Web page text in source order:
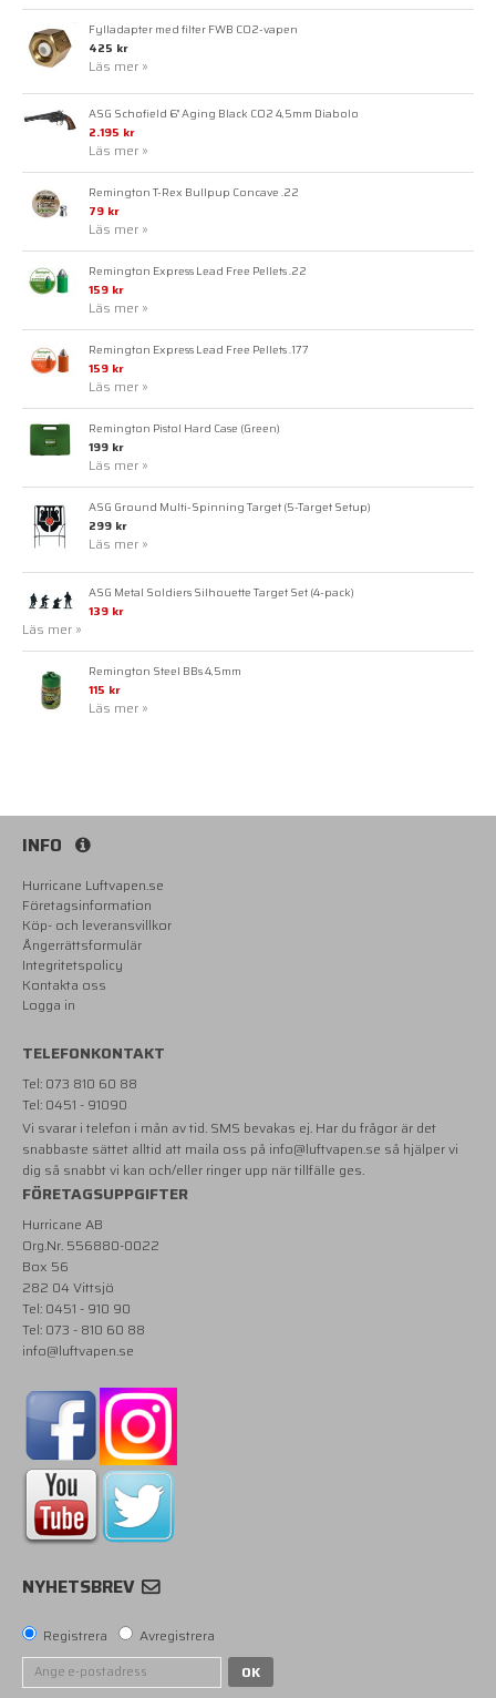
Fylladapter med filter FWB CO2-vapen
425 kr
Läs mer »
ASG Schofield 6" Aging Black CO2 4,5mm Diabolo
2.195 kr
Läs mer »
Remington T-Rex Bullpup Concave .22
79 kr
Läs mer »
Remington Express Lead Free Pellets .22
159 kr
Läs mer »
Remington Express Lead Free Pellets .177
159 kr
Läs mer »
Remington Pistol Hard Case (Green)
199 kr
Läs mer »
ASG Ground Multi-Spinning Target (5-Target Setup)
299 kr
Läs mer »
ASG Metal Soldiers Silhouette Target Set (4-pack)
139 kr
Läs mer »
Remington Steel BBs 4,5mm
115 kr
Läs mer »
INFO
Hurricane Luftvapen.se
Företagsinformation
Köp- och leveransvillkor
Ångerrättsformulär
Integritetspolicy
Kontakta oss
Logga in
TELEFONKONTAKT
Tel: 073 810 60 88
Tel: 0451 - 91090
Vi svarar i telefon i mån av tid. SMS bevakas ej. Har du frågor är det
snabbaste sättet alltid att maila oss på info@luftvapen.se så hjälper vi
dig så snabbt vi kan och/eller ringer upp när tillfälle ges.
FÖRETAGSUPPGIFTER
Hurricane AB
Org.Nr. 556880-0022
Box 56
282 04 Vittsjö
Tel: 0451 - 910 90
Tel: 073 - 810 60 88
info@luftvapen.se
NYHETSBREV
Registrera
Avregistrera
OK